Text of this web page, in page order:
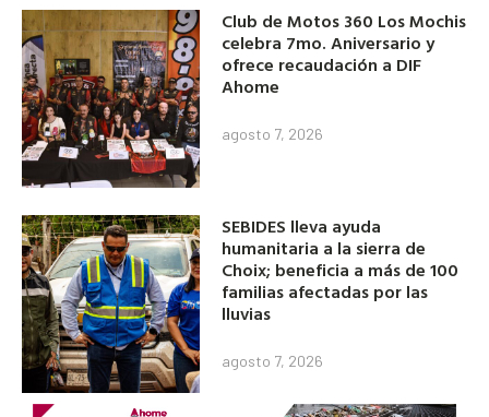
Club de Motos 360 Los Mochis
celebra 7mo. Aniversario y
ofrece recaudación a DIF
Ahome
agosto 7, 2026
SEBIDES lleva ayuda
humanitaria a la sierra de
Choix; beneficia a más de 100
familias afectadas por las
lluvias
agosto 7, 2026